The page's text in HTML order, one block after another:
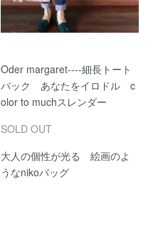
Oder margaret----細長トート
バック あなたをイロドル c
olor to muchスレンダー
SOLD OUT
大人の個性が光る 絵画のよ
うなnikoバッグ